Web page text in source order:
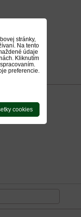
stránky,
Na tento
údaje
Kliknutím
preferencie.
cookies